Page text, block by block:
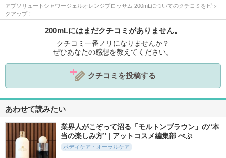
アブソリュートシャワージェルオレンジブロッサム 200mLについてのクチコミをピッ
クアップ！
200mLにはまだクチコミがありません。
クチコミ一番ノリになりませんか？
ぜひあなたの感想を教えてください。
クチコミを投稿する
あわせて読みたい
業界人がこぞって沼る「モルトンブラウン」の“本
当の楽しみ方” | アットコスメ編集部 ぺぷ
ボディケア・オーラルケア